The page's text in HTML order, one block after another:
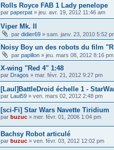
Rolls Royce FAB 1 Lady penelope
par paperpat » jeu. avr. 19, 2012 11:46 am
Viper Mk. II
par didier69 » sam. janv. 23, 2010 5:52
Noisy Boy un des robots du film
par papillon » jeu. mars 08, 2012 8:16 pm
X-wing "Red 4" 1:48
par Dragos » mar. févr. 21, 2012 9:27 pm
[Laul]BattleDroid échelle 1 -
par Laul59 » ven. mars 02, 2012 2:48 pm
[sci-Fi] Star Wars Navette Tiridium
par buzuc » mer. févr. 01, 2006 1:04 pm
Bachsy Robot articulé
par buzuc » ven. févr. 03, 2012 12:02 pm